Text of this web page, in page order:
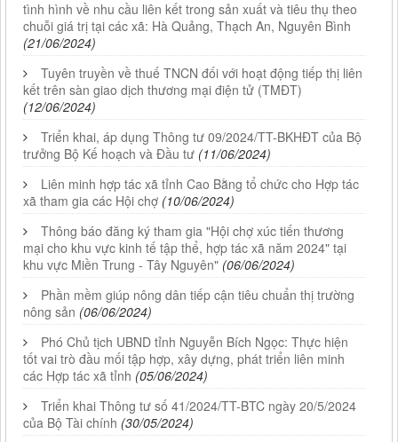
tình hình về nhu cầu liên kết trong sản xuất và tiêu thụ theo
chuỗi giá trị tại các xã: Hà Quảng, Thạch An, Nguyên Bình
(21/06/2024)
Tuyên truyền về thuế TNCN đối với hoạt động tiếp thị liên
kết trên sàn giao dịch thương mại điện tử (TMĐT)
(12/06/2024)
Triển khai, áp dụng Thông tư 09/2024/TT-BKHĐT của Bộ
trưởng Bộ Kế hoạch và Đầu tư (11/06/2024)
Liên minh hợp tác xã tỉnh Cao Bằng tổ chức cho Hợp tác
xã tham gia các Hội chợ (10/06/2024)
Thông báo đăng ký tham gia "Hội chợ xúc tiến thương
mại cho khu vực kinh tế tập thể, hợp tác xã năm 2024" tại
khu vực Miền Trung - Tây Nguyên" (06/06/2024)
Phần mềm giúp nông dân tiếp cận tiêu chuẩn thị trường
nông sản (06/06/2024)
Phó Chủ tịch UBND tỉnh Nguyễn Bích Ngọc: Thực hiện
tốt vai trò đầu mối tập hợp, xây dựng, phát triển liên minh
các Hợp tác xã tỉnh (05/06/2024)
Triển khai Thông tư số 41/2024/TT-BTC ngày 20/5/2024
của Bộ Tài chính (30/05/2024)